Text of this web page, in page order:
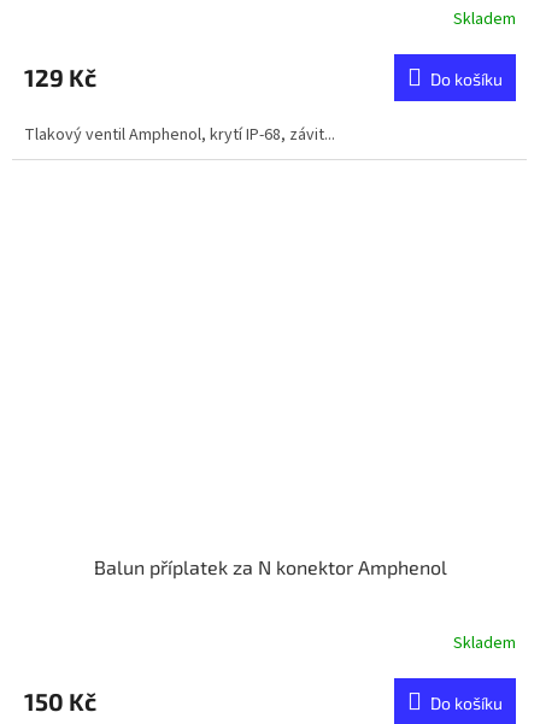
Skladem
129 Kč Do košíku
Tlakový ventil Amphenol, krytí IP-68, závit...
Balun příplatek za N konektor Amphenol
Skladem
150 Kč Do košíku